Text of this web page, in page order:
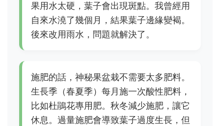
果用水太硬，葉子會出現斑點。我曾經用
自來水澆了幾個月，結果葉子邊緣變褐。
後來改用雨水，問題就解決了。
施肥的話，神秘果盆栽不需要太多肥料。
生長季（春夏季）每月施一次酸性肥料，
比如杜鵑花專用肥。秋冬減少施肥，讓它
休息。過量施肥會導致葉子過度生長，但